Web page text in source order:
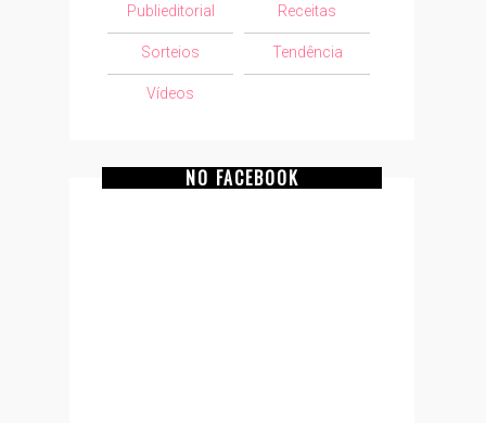
Publieditorial Receitas
Sorteios Tendência
Vídeos
NO FACEBOOK